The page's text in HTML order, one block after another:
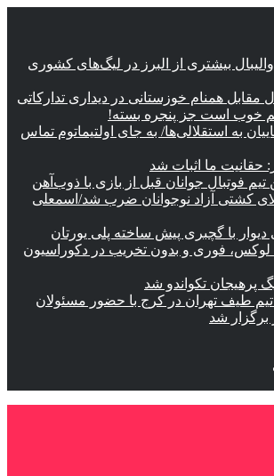
بیشتری از البرز در لیگ‌های کشوری
مقابل همنام خوزستانی در دیداری تدارکاتی
خوب است جز پنجره بسته!
به استقلالی‌ها/ به جای اولتیماتوم تماس
حقانیت ما اثبات شد
تیم فوتبال جوانان قبل از بازی با ذوب‌آهن
کشتی آزاد نوجوانان ضرب شد/اسمعلی
دیوار با گچبری پیش ساخته پلی یورتان
لوکس، فوری و بدون تخریب در دکوراسیون
پرهیجان تکواندو شد
تیم طیف تهران در کرج با حضور مسئولان
شد